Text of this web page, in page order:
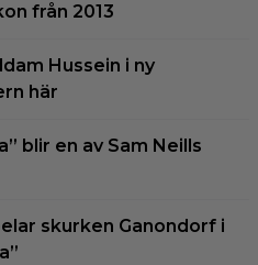
från 2013
Hussein i ny
här
blir en av Sam Neills
skurken Ganondorf i